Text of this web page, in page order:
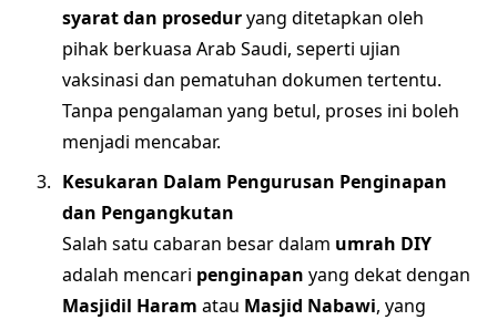
syarat dan proseduryang ditetapkan oleh
pihak berkuasa Arab Saudi, seperti ujian
vaksinasi dan pematuhan dokumen tertentu.
Tanpa pengalaman yang betul, proses ini boleh
menjadi mencabar.
Kesukaran Dalam Pengurusan Penginapan
dan Pengangkutan
Salah satu cabaran besar dalam umrah DIY
adalah mencari penginapan yang dekat dengan
Masjidil Haram atau Masjid Nabawi, yang